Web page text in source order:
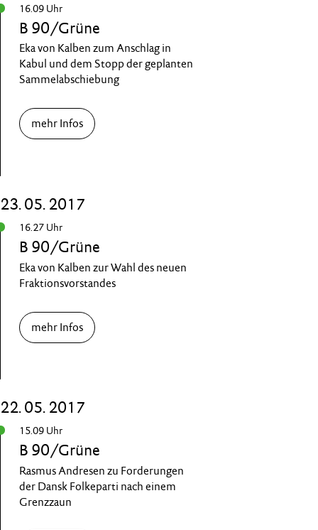
16.09 Uhr
B 90/Grüne
Eka von Kalben zum Anschlag in
Kabul und dem Stopp der geplanten
Sammelabschiebung
mehr Infos
23. 05. 2017
16.27 Uhr
B 90/Grüne
Eka von Kalben zur Wahl des neuen
Fraktionsvorstandes
mehr Infos
22. 05. 2017
15.09 Uhr
B 90/Grüne
Rasmus Andresen zu Forderungen
der Dansk Folkeparti nach einem
Grenzzaun